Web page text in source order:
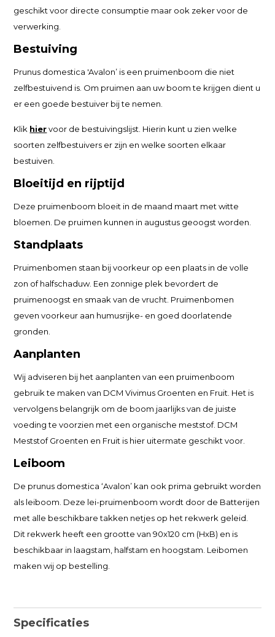
geschikt voor directe consumptie maar ook zeker voor de
verwerking.
Bestuiving
Prunus domestica 'Avalon’ is een pruimenboom die niet
zelfbestuivend is. Om pruimen aan uw boom te krijgen dient u
er een goede bestuiver bij te nemen.
Klik hiervoor de bestuivingslijst. Hierin kunt u zien welke
soorten zelfbestuivers er zijn en welke soorten elkaar
bestuiven.
Bloeitijd en rijptijd
Deze pruimenboom bloeit in de maand maart met witte
bloemen. De pruimen kunnen in augustus geoogst worden.
Standplaats
Pruimenbomen staan bij voorkeur op een plaats in de volle
zon of halfschaduw. Een zonnige plek bevordert de
pruimenoogst en smaak van de vrucht. Pruimenbomen
geven voorkeur aan humusrijke- en goed doorlatende
gronden.
Aanplanten
Wij adviseren bij het aanplanten van een pruimenboom
gebruik te maken van DCM Vivimus Groenten en Fruit. Het is
vervolgens belangrijk om de boom jaarlijks van de juiste
voeding te voorzien met een organische meststof. DCM
Meststof Groenten en Fruit is hier uitermate geschikt voor.
Leiboom
De prunus domestica ‘Avalon’ kan ook prima gebruikt worden
als leiboom. Deze lei-pruimenboom wordt door de Batterijen
met alle beschikbare takken netjes op het rekwerk geleid.
Dit rekwerk heeft een grootte van 90x120 cm (HxB) en is
beschikbaar in laagstam, halfstam en hoogstam. Leibomen
maken wij op bestelling.
Specificaties